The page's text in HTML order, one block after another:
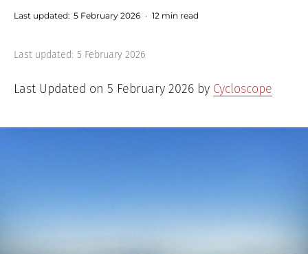
Last updated: 5 February 2026 · 12 min read
Last updated: 5 February 2026
Last Updated on 5 February 2026 by Cycloscope